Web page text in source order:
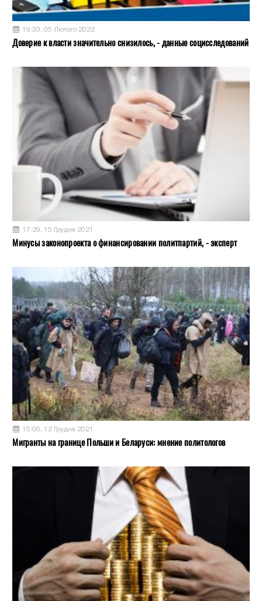
19:33, 05 Лютого 2022
Доверие к власти значительно снизилось, - данные социсследований
17:29, 15 Грудня 2021
Минусы законопроекта о финансировании политпартий, - эксперт
15:06, 12 Грудня 2021
Мигранты на границе Польши и Беларуси: мнение политологов